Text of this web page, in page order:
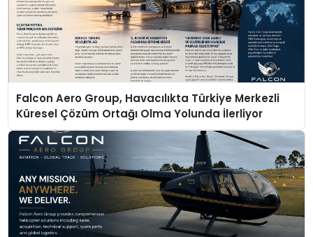
Falcon Aero Group, Havacılıkta Türkiye Merkezli
Küresel Çözüm Ortağı Olma Yolunda İlerliyor